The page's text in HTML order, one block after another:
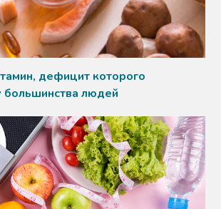
дефицит которого
большинства людей